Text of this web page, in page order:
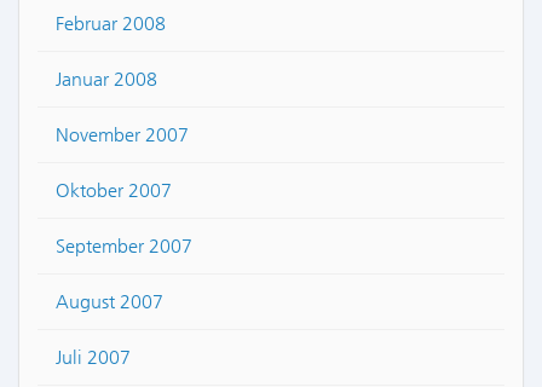
Februar 2008
Januar 2008
November 2007
Oktober 2007
September 2007
August 2007
Juli 2007